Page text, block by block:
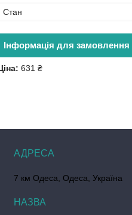
Стан
Інформація для замовлення
631 ₴
7 км Одеса, Одеса, Україна